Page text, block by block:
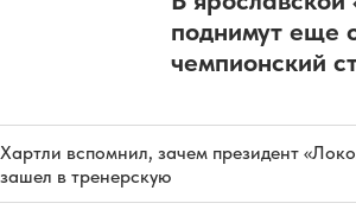
поднимут еще
чемпионский
Хартли вспомнил, зачем президент
зашел в тренерскую